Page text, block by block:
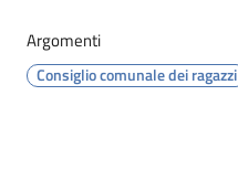
Prenotazioni
Argomenti
Consiglio comunale dei ragazzi